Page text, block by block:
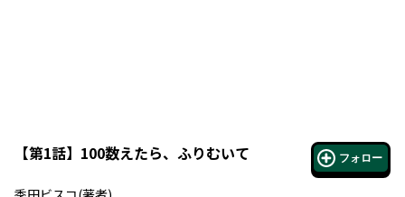
【第1話】 100数えたら、ふりむいて フォロー